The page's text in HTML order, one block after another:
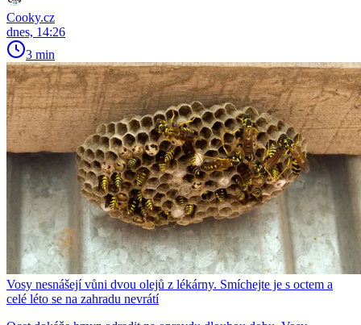
Cooky.cz
dnes, 14:26
3 min
Vosy nesnášejí vůni dvou olejů z lékárny. Smíchejte je s octem a
celé léto se na zahradu nevrátí